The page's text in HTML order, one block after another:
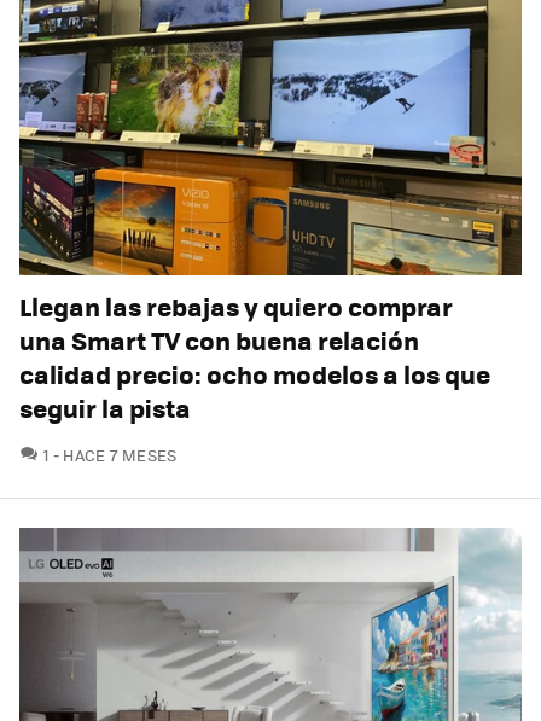
Llegan las rebajas y quiero comprar
una Smart TV con buena relación
calidad precio: ocho modelos a los que
seguir la pista
1 COMENTARIOS
HACE 7 MESES